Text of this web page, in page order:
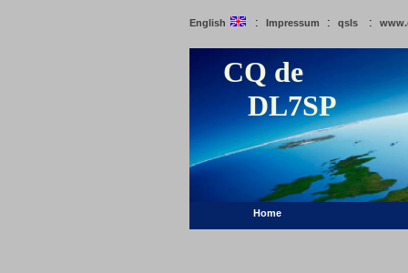
English : Impressum : qsls :
CQ de
DL7SP
Home